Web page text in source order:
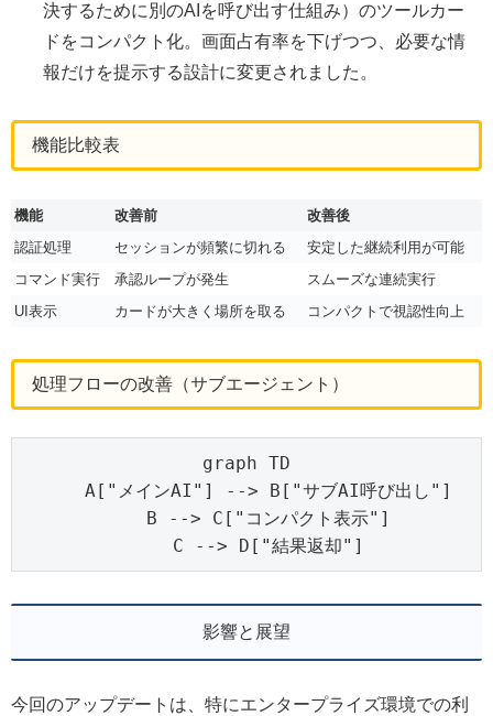
決するために別のAIを呼び出す仕組み）のツールカー
ドをコンパクト化。画面占有率を下げつつ、必要な情
報だけを提示する設計に変更されました。
機能比較表
機能 改善前
改善後
認証処理
セッションが頻繁に切れる
安定した継続利用が可能
コマンド実行
承認ループが発生
スムーズな連続実行
UI表示
カードが大きく場所を取る コンパクトで視認性向上
処理フローの改善（サブエージェント）
graph TD
    A["メインAI"] --> B["サブAI呼び出し"]
    B --> C["コンパクト表示"]
    C --> D["結果返却"]
影響と展望
今回のアップデートは、特にエンタープライズ環境での利